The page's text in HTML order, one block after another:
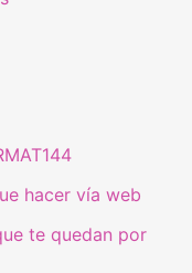
hacer vía web
te quedan por